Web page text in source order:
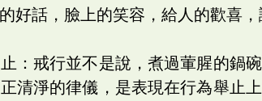
好話，臉上的笑容，給人的歡喜，
：戒行並不是說，煮過葷腥的鍋
清淨的律儀，是表現在行為舉止